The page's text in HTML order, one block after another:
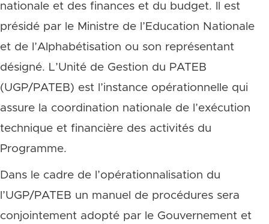
nationale et des finances et du budget. Il est
présidé par le Ministre de l’Education Nationale
et de l’Alphabétisation ou son représentant
désigné. L’Unité de Gestion du PATEB
(UGP/PATEB) est l’instance opérationnelle qui
assure la coordination nationale de l’exécution
technique et financière des activités du
Programme.
Dans le cadre de l’opérationnalisation du
l’UGP/PATEB un manuel de procédures sera
conjointement adopté par le Gouvernement et